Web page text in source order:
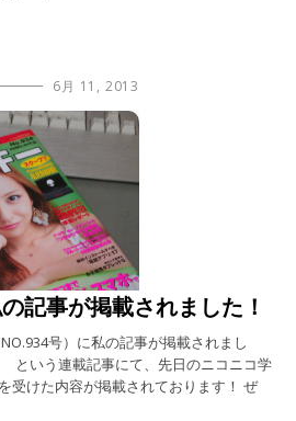
6月 11, 2013
記事が掲載されました！
号）に私の記事が掲載されまし
という連載記事にて、先日のニコニコ学
受けた内容が掲載されております！ ぜ